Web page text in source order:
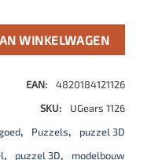
WINKELWAGEN
EAN:
4820184121126
SKU:
UGears 1126
, Puzzels,
puzzel 3D
, puzzel 3D, modelbouw